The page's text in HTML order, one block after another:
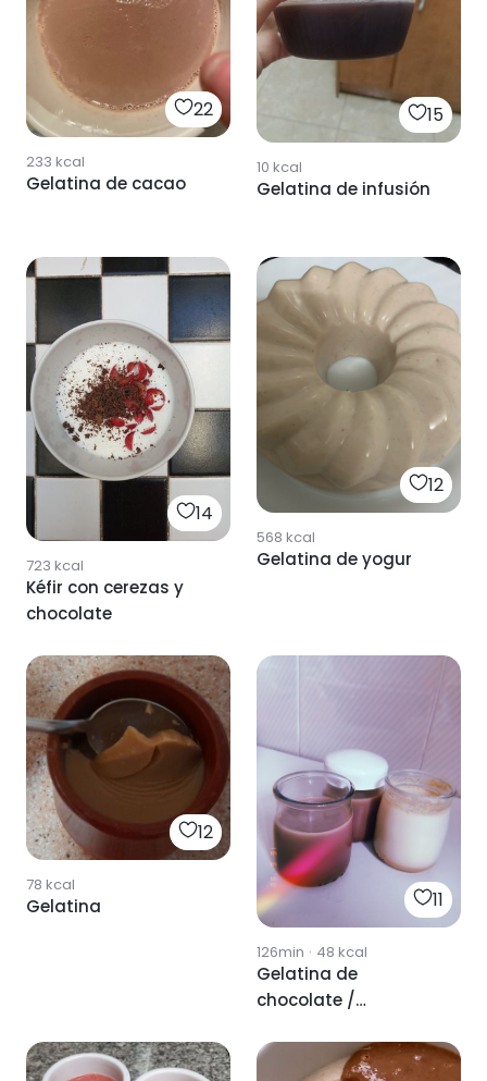
22
233 kcal
Gelatina de cacao
15
10 kcal
Gelatina de infusión
14
723 kcal
Kéfir con cerezas y
chocolate
12
568 kcal
Gelatina de yogur
12
78 kcal
Gelatina 11
126min · 48 kcal
Gelatina de
chocolate /
cachuete